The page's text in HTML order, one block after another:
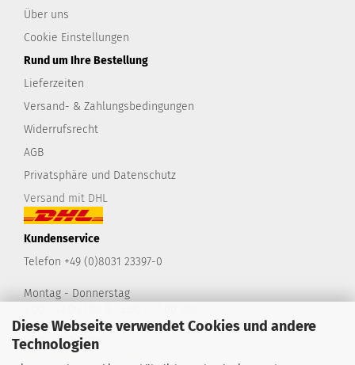
Diese Webseite verwendet Cookies und andere
Technologien
Über uns
Cookie Einstellungen
Rund um Ihre Bestellung
Lieferzeiten
Versand- & Zahlungsbedingungen
Widerrufsrecht
AGB
Privatsphäre und Datenschutz
Versand mit DHL
Kundenservice
Telefon +49 (0)8031 23397-0
Montag - Donnerstag
Freitag
9:00 - 14:00 Uhr
shop@take2-design.de